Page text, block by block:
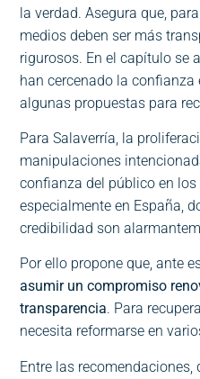
la verdad. Asegura que,
medios deben ser más
rigurosos. En el capítulo se
han cercenado la confianza
algunas propuestas para
Para Salaverría, la
manipulaciones
confianza del público en
especialmente en España,
credibilidad son
Por ello propone que, ante
asumir un compromiso
transparencia. Para
necesita reformarse en
Entre las